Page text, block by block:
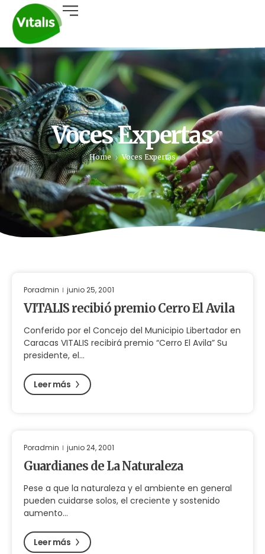
Voces Expertas
Home Voces Expertas
Poradmin junio 25, 2001
VITALIS recibió premio Cerro El Avila
Conferido por el Concejo del Municipio Libertador en
Caracas VITALIS recibirá premio “Cerro El Avila” Su
presidente, el…
Leer más
Poradmin junio 24, 2001
Guardianes de La Naturaleza
Pese a que la naturaleza y el ambiente en general
pueden cuidarse solos, el creciente y sostenido
aumento…
Leer más